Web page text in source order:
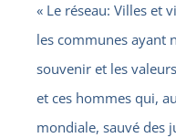
« Le réseau: Villes et
les communes ayant
souvenir et les
et ces hommes qui,
mondiale, sauvé des